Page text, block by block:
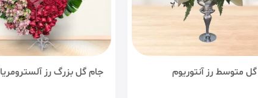
متوسط رز آنتوریوم جام گل بزرگ رز آلسترومریا